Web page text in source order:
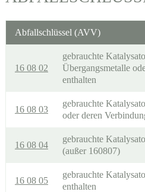
Abfallschlüssel (AVV)
16 08 02
gebrauchte
Übergangsmetalle
enthalten
16 08 03
gebrauchte
oder deren
16 08 04
gebrauchte
(außer 160807)
16 08 05
gebrauchte
enthalten